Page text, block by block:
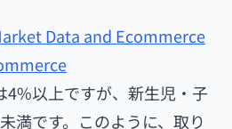
Data and Ecommerce
4%以上ですが、新生児・子
満です。このように、取り